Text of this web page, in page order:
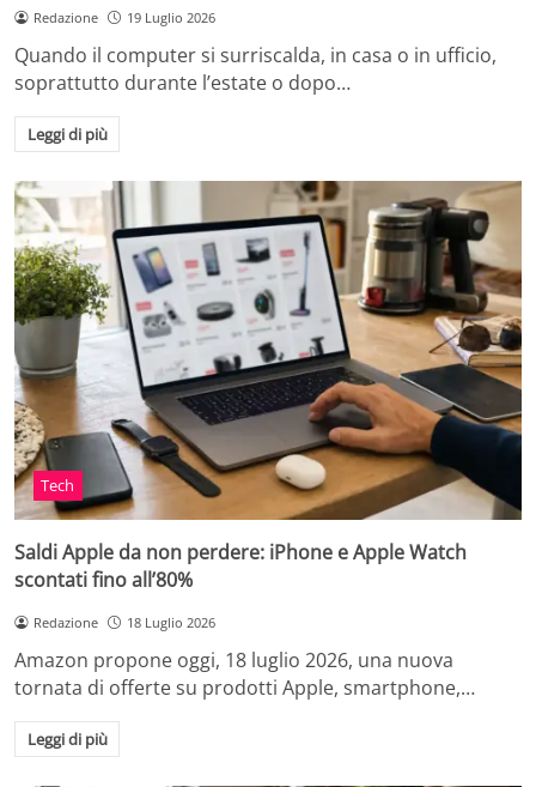
Redazione 19 Luglio 2026
Quando il computer si surriscalda, in casa o in ufficio,
soprattutto durante l’estate o dopo…
Leggi di più
Tech
Saldi Apple da non perdere: iPhone e Apple Watch
scontati fino all’80%
Redazione 18 Luglio 2026
Amazon propone oggi, 18 luglio 2026, una nuova
tornata di offerte su prodotti Apple, smartphone,…
Leggi di più